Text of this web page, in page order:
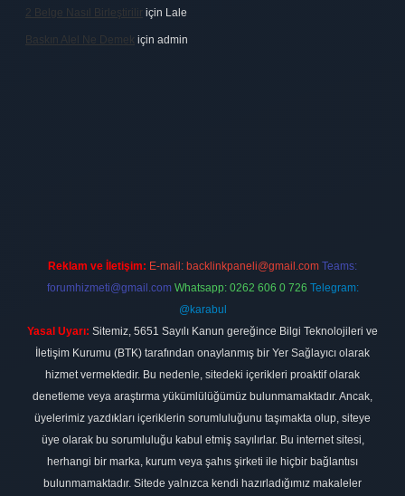
2 Belge Nasıl Birleştirilir için Lale
Baskın Alel Ne Demek için admin
Reklam ve İletişim: E-mail: backlinkpaneli@gmail.com Teams:
forumhizmeti@gmail.com Whatsapp: 0262 606 0 726 Telegram:
@karabul
Yasal Uyarı: Sitemiz, 5651 Sayılı Kanun gereğince Bilgi Teknolojileri ve
İletişim Kurumu (BTK) tarafından onaylanmış bir Yer Sağlayıcı olarak
hizmet vermektedir. Bu nedenle, sitedeki içerikleri proaktif olarak
denetleme veya araştırma yükümlülüğümüz bulunmamaktadır. Ancak,
üyelerimiz yazdıkları içeriklerin sorumluluğunu taşımakta olup, siteye
üye olarak bu sorumluluğu kabul etmiş sayılırlar. Bu internet sitesi,
herhangi bir marka, kurum veya şahıs şirketi ile hiçbir bağlantısı
bulunmamaktadır. Sitede yalnızca kendi hazırladığımız makaleler